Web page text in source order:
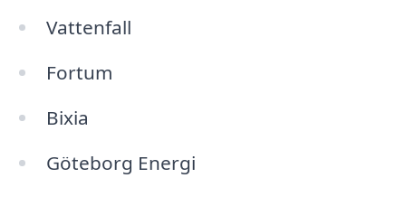
Vattenfall
Fortum
Bixia
Göteborg Energi